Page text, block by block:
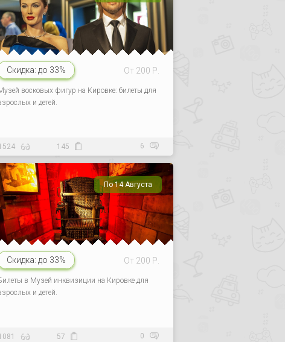
Скидка: до 33% От 200 Р.
восковых фигур на Кировке: билеты для
и детей.
145 6
По 14 Августа
Скидка: до 33% От 200 Р.
в Музей инквизиции на Кировке для
и детей.
57 0